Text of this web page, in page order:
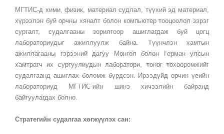
МГТИС-д хими, физик, материал судлал, түүхий эд материал,
хүрээлэн буй орчны хяналт болон компьютер тооцоолол зэрэг
сургалт, судалгааны зорилгоор ашиглагдаж буй цогц
лабораториудыг ажиллуулж байна. Түүнчлэн хамтын
ажиллагааны гэрээний дагуу Монгол болон Герман улсын
хамтрагч их сургуулиудын лаборатори, тоног төхөөрөмжийг
судалгаанд ашиглах боломж бүрдсэн. Ирээдүйд орчин үеийн
лабораториуд МГТИС-ийн шинэ хичээлийн байранд
байгуулагдах болно.
Стратегийн судалгаа хөгжүүлэх сан: